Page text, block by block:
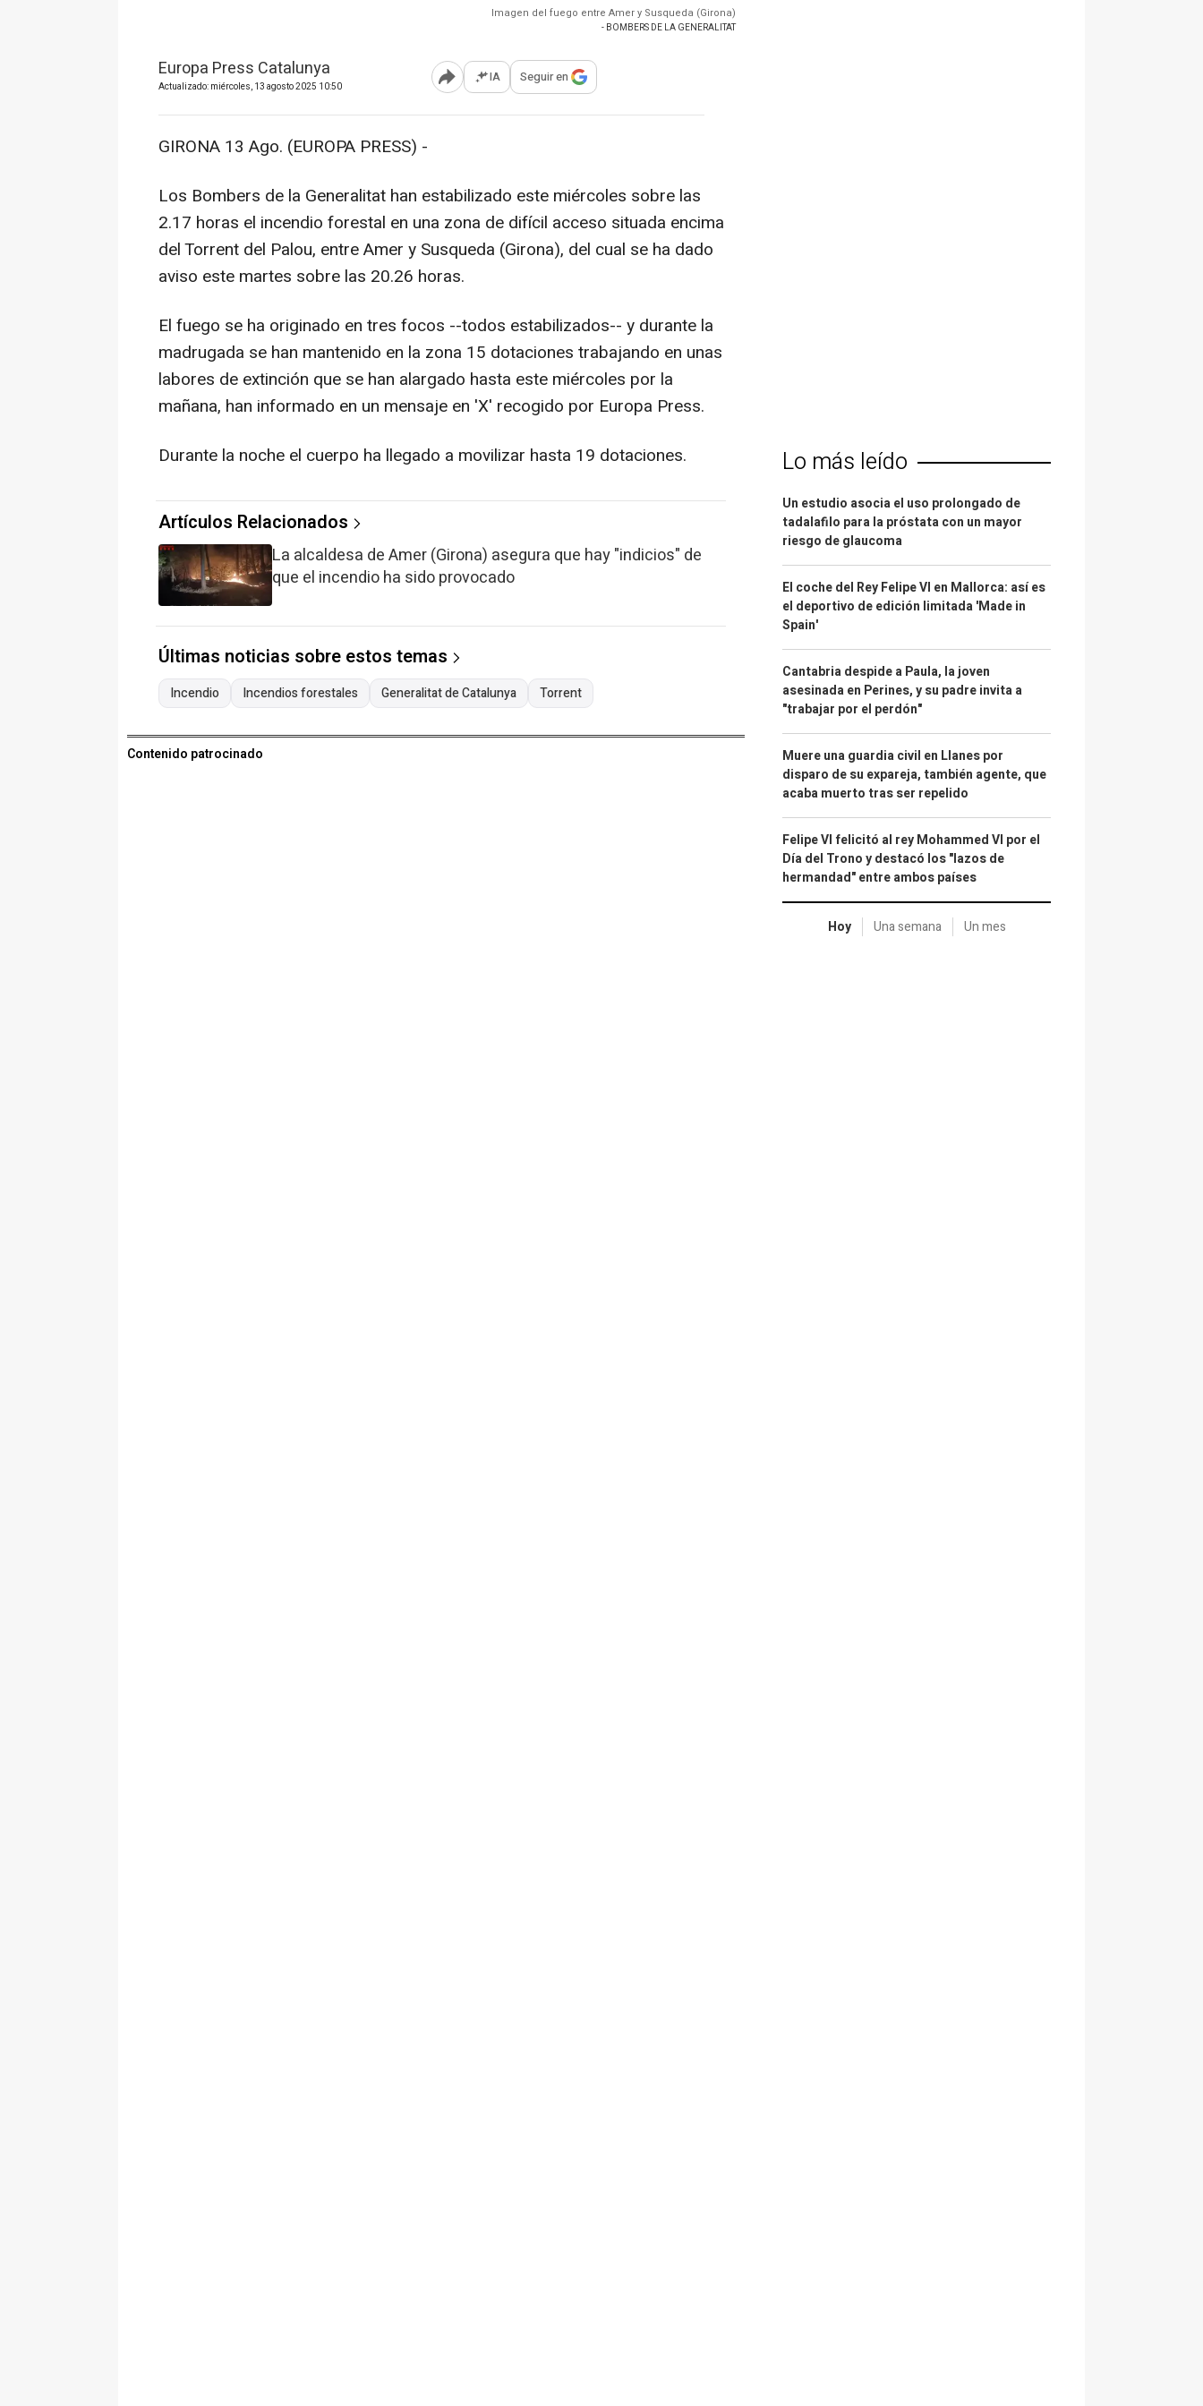
Imagen del fuego entre Amer y Susqueda (Girona)
- BOMBERS DE LA GENERALITAT
Europa Press Catalunya
Actualizado: miércoles, 13 agosto 2025 10:50 Abrir opciones para compartir
IA Seguir en
GIRONA 13 Ago. (EUROPA PRESS) -
Los Bombers de la Generalitat han estabilizado este miércoles sobre las
2.17 horas el incendio forestal en una zona de difícil acceso situada encima
del Torrent del Palou, entre Amer y Susqueda (Girona), del cual se ha dado
aviso este martes sobre las 20.26 horas.
El fuego se ha originado en tres focos --todos estabilizados-- y durante la
madrugada se han mantenido en la zona 15 dotaciones trabajando en unas
labores de extinción que se han alargado hasta este miércoles por la
mañana, han informado en un mensaje en 'X' recogido por Europa Press.
Durante la noche el cuerpo ha llegado a movilizar hasta 19 dotaciones.
Artículos Relacionados
La alcaldesa de Amer (Girona) asegura que hay "indicios" de
que el incendio ha sido provocado
Últimas noticias sobre estos temas
Incendio Incendios forestales Generalitat de Catalunya Torrent
Contenido patrocinado
Lo más leído
Un estudio asocia el uso prolongado de
tadalafilo para la próstata con un mayor
riesgo de glaucoma
El coche del Rey Felipe VI en Mallorca: así es
el deportivo de edición limitada 'Made in
Spain'
Cantabria despide a Paula, la joven
asesinada en Perines, y su padre invita a
"trabajar por el perdón"
Muere una guardia civil en Llanes por
disparo de su expareja, también agente, que
acaba muerto tras ser repelido
Felipe VI felicitó al rey Mohammed VI por el
Día del Trono y destacó los "lazos de
hermandad" entre ambos países
Hoy Una semana Un mes